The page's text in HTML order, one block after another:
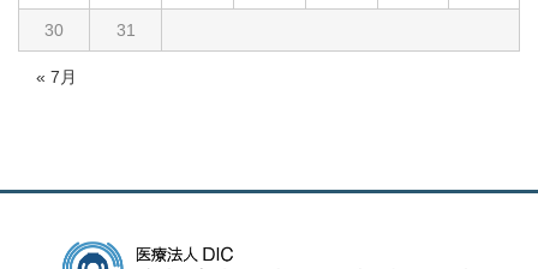
« 7月
30 31